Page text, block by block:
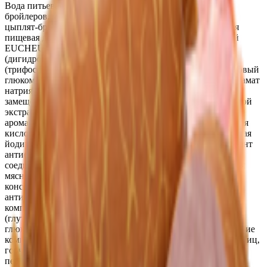
Вода питьевая, мясо механической обвалки цыплят-
бройлеров, малое филе цыплят-бройлеров, мякоть бедра
цыплят-бройлеров, кожа цыплят-бройлеров, комплексная
пищевая добавка (загуститель (каррагинан из водорослей
EUCHEUMA), белок свиной, стабилизатор
(дигидропирофосфат натрия), регулятор кислотности
(трифосфат натрия (5-замещенный)), загуститель (конжаковый
глюкоманнан), декстроза, усилитель вкуса и аромата (глутамат
натрия 1-замещенный 5'-рибонуклеотиды натрия 2-
замещенные), антиокислитель (аскорбат натрия), дрожжевой
экстракт, экстракт пряности (перец черный), натуральный
ароматизатор «свинина», регулятор кислотности (лимонная
кислота)), крахмал картофельный, соль пищевая выварочная
йодированная (соль пищевая выварочная, йодат калия, агент
антислеживающий Е536), белок говяжий животный
соединительнотканный, комплексная пищевая добавка для
мясной продукции с йодом (соль пищевая выварочная;
консервант и фиксатор окраски-нитрит натрия; агент
антислеживающий ферроцианид калия; йодат калия),
комплексная пищевая добавка (усилитель вкуса и аромата
(глутамат натрия 1-замещенный), специи (чеснок, перец),
глюкоза, соль, экстракты специй (перец)). Возможно наличие
компонентов, используемых в производстве: молока, сои, яиц,
горчицы, злаков, содержащих глютен и продуктов их
переработки.